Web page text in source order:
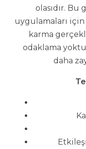
olasıdır.
uygulamaları
karma
odaklama
daha